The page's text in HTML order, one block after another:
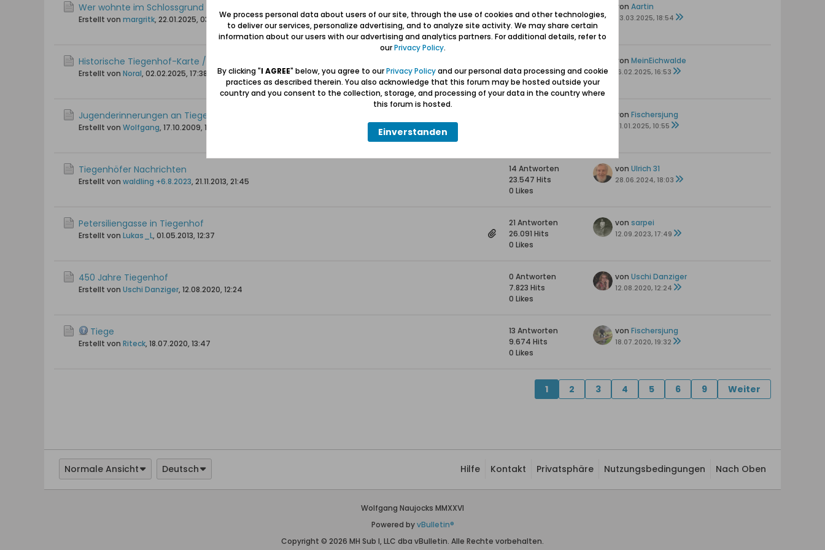
Wer wohnte im Schlossgrund 1942-1944?
Erstellt von margritk, 22.01.2025, 03:29
4.413 Hits
0 Likes
von Aartin
03.03.2025, 18:54
Historische Tiegenhof-Karte / Hotel du Nord
Erstellt von NoraI, 02.02.2025, 17:38
6.556 Hits
0 Likes
von MeinEichwalde
16.02.2025, 16:53
Jugenderinnerungen an Tiegenhof
Erstellt von Wolfgang, 17.10.2009, 10:08
von Fischersjung
21.01.2025, 10:55
Tiegenhöfer Nachrichten
Erstellt von waldling +6.8.2023, 21.11.2013, 21:45
14 Antworten
23.547 Hits
0 Likes
von Ulrich 31
28.06.2024, 18:03
Petersiliengasse in Tiegenhof
Erstellt von Lukas_L, 01.05.2013, 12:37
21 Antworten
26.091 Hits
0 Likes
von sarpei
12.09.2023, 17:49
450 Jahre Tiegenhof
Erstellt von Uschi Danziger, 12.08.2020, 12:24
0 Antworten
7.823 Hits
0 Likes
von Uschi Danziger
12.08.2020, 12:24
Tiege
Erstellt von Riteck, 18.07.2020, 13:47
13 Antworten
9.674 Hits
0 Likes
von Fischersjung
18.07.2020, 19:32
1 2 3 4 5 6 9 Weiter
Normale Ansicht Deutsch Hilfe Kontakt Privatsphäre Nutzungsbedingungen Nach Oben
Wolfgang Naujocks MMXXVI
Powered byvBulletin®
Copyright © 2026 MH Sub I, LLC dba vBulletin. Alle Rechte vorbehalten.
We process personal data about users of our site, through the use of cookies and other technologies,
to deliver our services, personalize advertising, and to analyze site activity. We may share certain
information about our users with our advertising and analytics partners. For additional details, refer to
ourPrivacy Policy.
By clicking "I AGREE" below, you agree to ourPrivacy Policyand our personal data processing and cookie
practices as described therein. You also acknowledge that this forum may be hosted outside your
country and you consent to the collection, storage, and processing of your data in the country where
this forum is hosted.
Einverstanden